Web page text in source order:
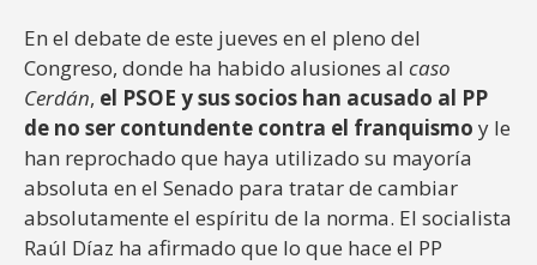
En el debate de este jueves en el pleno del
Congreso, donde ha habido alusiones al caso
Cerdán, el PSOE y sus socios han acusado al PP
de no ser contundente contra el franquismo y le
han reprochado que haya utilizado su mayoría
absoluta en el Senado para tratar de cambiar
absolutamente el espíritu de la norma. El socialista
Raúl Díaz ha afirmado que lo que hace el PP